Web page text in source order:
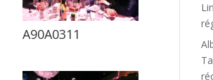
A90A0311